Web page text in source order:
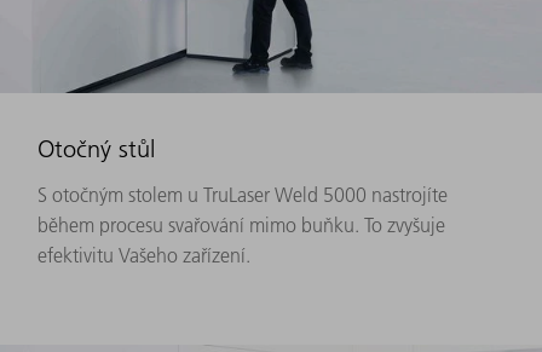
Otočný stůl
S otočným stolem u TruLaser Weld 5000 nastrojíte
během procesu svařování mimo buňku. To zvyšuje
efektivitu Vašeho zařízení.